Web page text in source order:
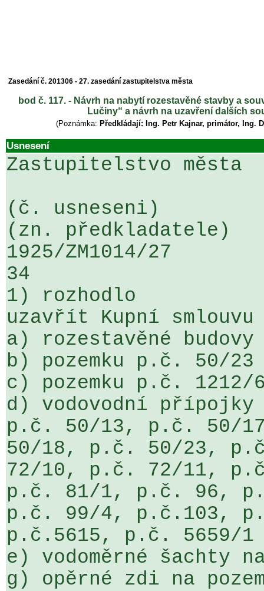
Zasedání č. 201306 - 27. zasedání zastupitelstva města
bod č. 117. - Návrh na nabytí rozestavěné stavby a
Lučiny“ a návrh na uzavření dalších
(Poznámka: Předkládají: Ing. Petr Kajnar, primátor, Ing.
Usnesení
Zastupitelstvo města
(č. usneseni)
(zn. předkladatele)
1925/ZM1014/27
34
1) rozhodlo
uzavřít Kupní smlouvu
a) rozestavěné
b) pozemku p.č. 50/23
c) pozemku p.č. 1212/
d) vodovodní
p.č. 50/13, p.č. 50/
50/18, p.č. 50/23,
72/10, p.č. 72/11,
p.č. 81/1, p.č. 96,
p.č. 99/4, p.č.103,
p.č.5615, p.č. 5659/1
e) vodoměrné šachty
g) opěrné zdi na